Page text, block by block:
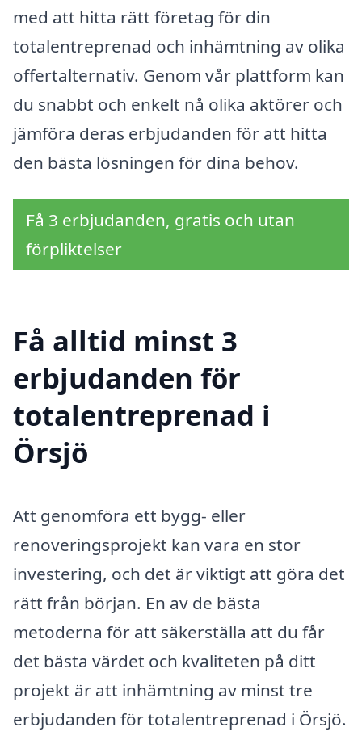
med att hitta rätt företag för din
totalentreprenad och inhämtning av olika
offertalternativ. Genom vår plattform kan
du snabbt och enkelt nå olika aktörer och
jämföra deras erbjudanden för att hitta
den bästa lösningen för dina behov.
Få 3 erbjudanden, gratis och utan
förpliktelser
Få alltid minst 3
erbjudanden för
totalentreprenad i
Örsjö
Att genomföra ett bygg- eller
renoveringsprojekt kan vara en stor
investering, och det är viktigt att göra det
rätt från början. En av de bästa
metoderna för att säkerställa att du får
det bästa värdet och kvaliteten på ditt
projekt är att inhämtning av minst tre
erbjudanden för totalentreprenad i Örsjö.